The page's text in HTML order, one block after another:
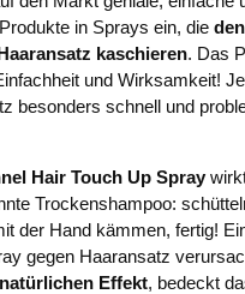
in Sprays ein, die den
kaschieren. Das
und Wirksamkeit!
besonders schnell und
Hair Touch Up Spray
Trockenshampoo:
der Hand kämmen, fertig!
gegen Haaransatz
Effekt, bedeckt